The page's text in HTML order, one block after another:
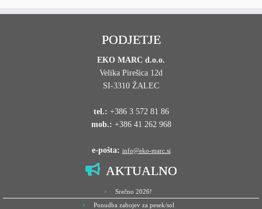
PODJETJE
EKO MARC d.o.o.
Velika Pirešica 12d
SI-3310 ŽALEC
tel.: +386 3 572 81 86
mob.: +386 41 262 968
e-pošta: info@eko-marc.si
AKTUALNO
Srečno 2026!
Ponudba zabojev za pesek/sol